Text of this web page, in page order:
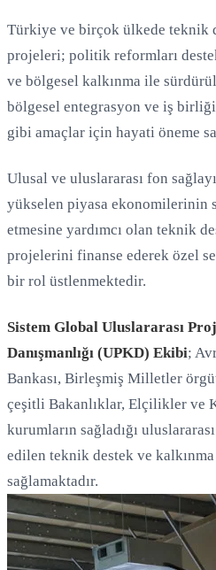
Türkiye ve birçok ülkede teknik
projeleri; politik reformları
ve bölgesel kalkınma ile
bölgesel entegrasyon ve iş
gibi amaçlar için hayati öneme
Ulusal ve uluslararası fon
yükselen piyasa ekonomilerinin
etmesine yardımcı olan teknik
projelerini finanse ederek özel
bir rol üstlenmektedir.
Sistem Global Uluslararası
Danışmanlığı (UPKD) Ekibi;
Bankası, Birleşmiş Milletler
çeşitli Bakanlıklar, Elçilikler ve
kurumların sağladığı
edilen teknik destek ve
sağlamaktadır.